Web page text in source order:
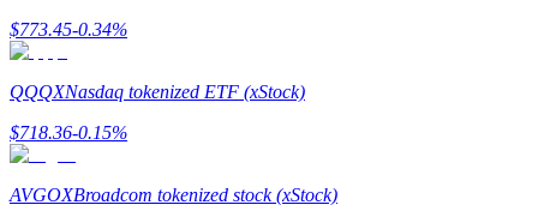
借貸數字貨幣，及時且安全的服務
$773.45-0.34%
QQQXNasdaq tokenized ETF (xStock)
$718.36-0.15%
AVGOXBroadcom tokenized stock (xStock)